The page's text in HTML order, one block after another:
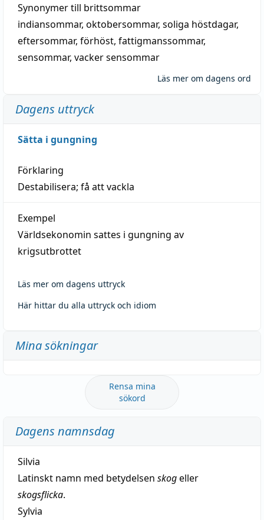
Synonymer till brittsommar
indiansommar, oktobersommar, soliga höstdagar,
eftersommar, förhöst, fattigmanssommar,
sensommar, vacker sensommar
Läs mer om dagens ord
Dagens uttryck
Sätta i gungning
Förklaring
Destabilisera; få att vackla
Exempel
Världsekonomin sattes i gungning av
krigsutbrottet
Läs mer om dagens uttryck
Här hittar du alla uttryck och idiom
Mina sökningar
Rensa mina
sökord
Dagens namnsdag
Silvia
Latinskt namn med betydelsen skogeller
skogsflicka.
Sylvia